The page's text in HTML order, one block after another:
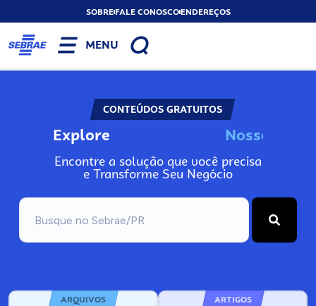
SOBREFALE CONOSCOENDEREÇOS
MENU
CONTEÚDOS GRATUITOS
Explore No
Encontre a solução que você precisa
e Transforme Seu Negócio
ARQUIVOS ARTIGOS